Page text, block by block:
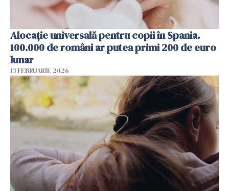
Alocație universală pentru copii în Spania.
100.000 de români ar putea primi 200 de euro
lunar
13 FEBRUARIE 2026